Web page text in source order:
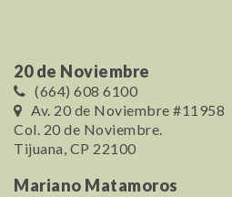
20 de Noviembre
(664) 608 6100
Av. 20 de Noviembre #11958
Col. 20 de Noviembre.
Tijuana, CP 22100
Mariano Matamoros